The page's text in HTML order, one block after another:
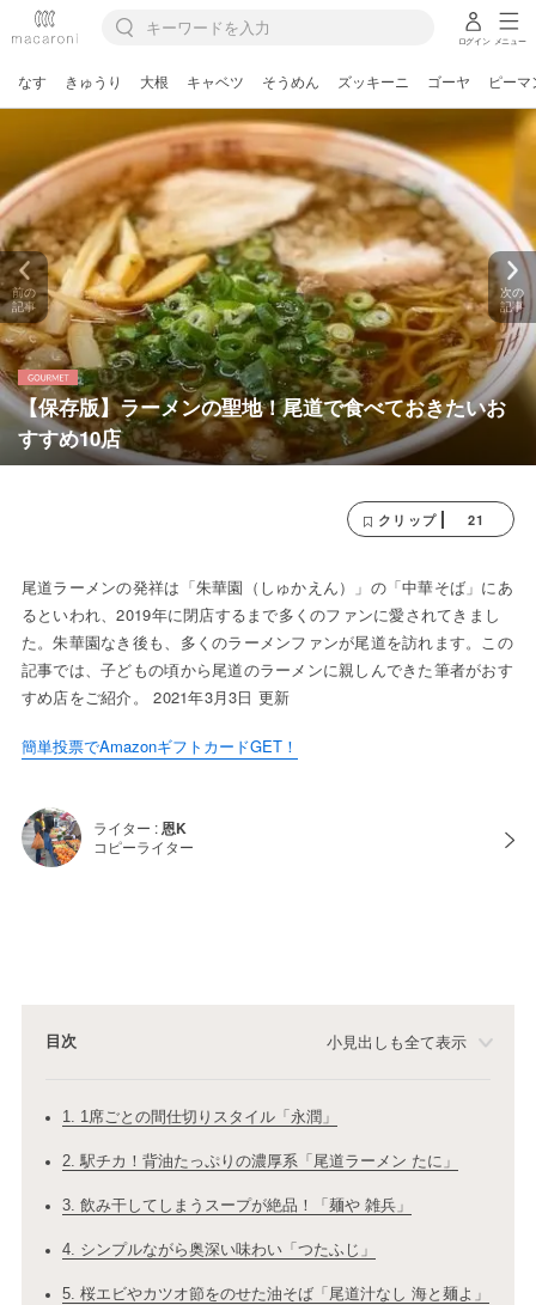
ログイン メニュー
なす きゅうり 大根 キャベツ そうめん ズッキーニ ゴーヤ ピーマ
【保存版】ラーメンの聖地！尾道で食べておきたいお
すすめ10店
前の
記事
次の
記事
クリップ 21
尾道ラーメンの発祥は「朱華園（しゅかえん）」の「中華そば」にあ
るといわれ、2019年に閉店するまで多くのファンに愛されてきまし
た。朱華園なき後も、多くのラーメンファンが尾道を訪れます。この
記事では、子どもの頃から尾道のラーメンに親しんできた筆者がおす
すめ店をご紹介。 2021年3月3日 更新
簡単投票でAmazonギフトカードGET！
ライター :恩K
コピーライター
目次 小見出しも全て表示
1. 1席ごとの間仕切りスタイル「永潤」
2. 駅チカ！背油たっぷりの濃厚系「尾道ラーメン たに」
3. 飲み干してしまうスープが絶品！「麺や 雑兵」
4. シンプルながら奥深い味わい「つたふじ」
5. 桜エビやカツオ節をのせた油そば「尾道汁なし 海と麺よ」